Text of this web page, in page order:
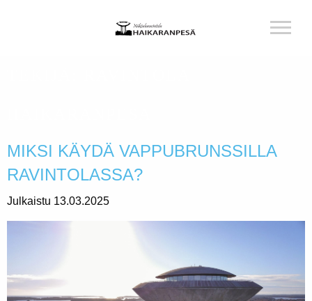
MIKSI KÄYDÄ VAPPUBRUNSSILLA
RAVINTOLASSA?
Julkaistu 13.03.2025